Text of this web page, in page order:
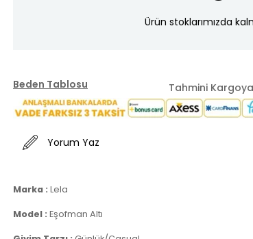
Ürün stoklarımızda
Beden Tablosu Tahmini
Yorum Yaz
Marka : Lela
Model : Eşofman Altı